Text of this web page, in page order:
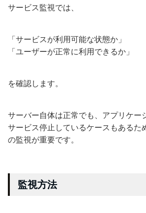
サービス監視では、
「サービスが利用可能な状態か」
「ユーザーが正常に利用できるか」
を確認します。
サーバー自体は正常でも、アプリケー
サービス停止しているケースもあるた
の監視が重要です。
監視方法